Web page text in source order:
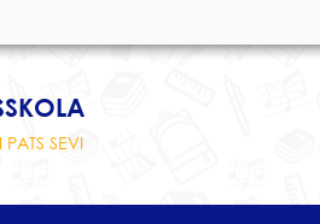
SEVI